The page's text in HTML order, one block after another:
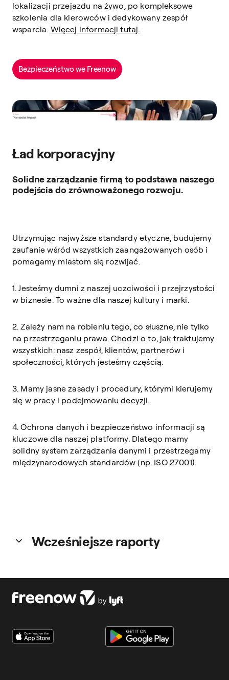
lokalizacji przejazdu na żywo, po kompleksowe
szkolenia dla kierowców i dedykowany zespół
wsparcia. Więcej informacji tutaj.
Bezpieczeństwo we Freenow
Ład korporacyjny
Solidne zarządzanie firmą to podstawa naszego
podejścia do zrównoważonego rozwoju.
Utrzymując najwyższe standardy etyczne, budujemy
zaufanie wśród wszystkich zaangażowanych osób i
pomagamy miastom się rozwijać.
1. Jesteśmy dumni z naszej uczciwości i przejrzystości
w biznesie. To ważne dla naszej kultury i marki.
2. Zależy nam na robieniu tego, co słuszne, nie tylko
na przestrzeganiu prawa. Chodzi o to, jak traktujemy
wszystkich: nasz zespół, klientów, partnerów i
społeczności, których jesteśmy częścią.
3. Mamy jasne zasady i procedury, którymi kierujemy
się w pracy i podejmowaniu decyzji.
4. Ochrona danych i bezpieczeństwo informacji są
kluczowe dla naszej platformy. Dlatego mamy
solidny system zarządzania danymi i przestrzegamy
międzynarodowych standardów (np. ISO 27001).
Wcześniejsze raporty
Pobierz raport za 2024 rok